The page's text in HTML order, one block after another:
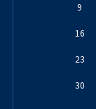
9
16
23
30